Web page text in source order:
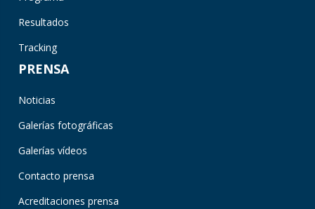
Resultados
Tracking
PRENSA
Noticias
Galerías fotográficas
Galerías vídeos
Contacto prensa
Acreditaciones prensa